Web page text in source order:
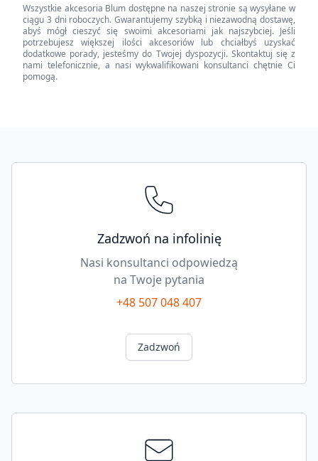
Zaślepka
do
MERIVOBOX,
wysokość
M,
quantity
Wszystkie akcesoria Blum dostępne na naszej stronie są wysyłane w
ciągu 3 dni roboczych. Gwarantujemy szybką i niezawodną dostawę,
abyś mógł cieszyć się swoimi akcesoriami jak najszybciej. Jeśli
potrzebujesz większej ilości akcesoriów lub chciałbyś uzyskać
dodatkowe porady, jesteśmy do Twojej dyspozycji. Skontaktuj się z
nami telefonicznie, a nasi wykwalifikowani konsultanci chętnie Ci
pomogą.
Zadzwoń na infolinię
Nasi konsultanci odpowiedzą
na Twoje pytania
+48 507 048 407
Zadzwoń